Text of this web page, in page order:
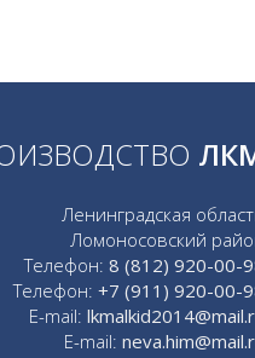
Ленинградская
Ломоносовский
Телефон: 8 (812) 920-00-
Телефон: +7 (911) 920-00-
E-mail:
E-mail: